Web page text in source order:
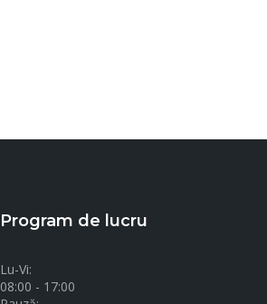
Program de lucru
Lu-Vi:
08:00 - 17:00